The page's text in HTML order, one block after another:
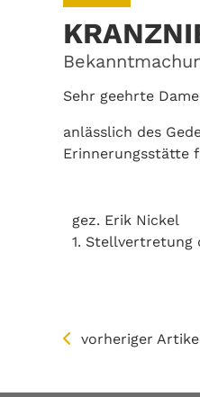
Sehr geehrte
anlässlich des
Erinnerungsstätte
gez. Erik Nickel
1. Stellvertretung
vorheriger